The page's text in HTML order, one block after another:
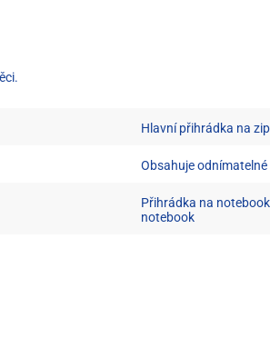
Hlavní přihrádka na
Obsahuje
Přihrádka na
notebook